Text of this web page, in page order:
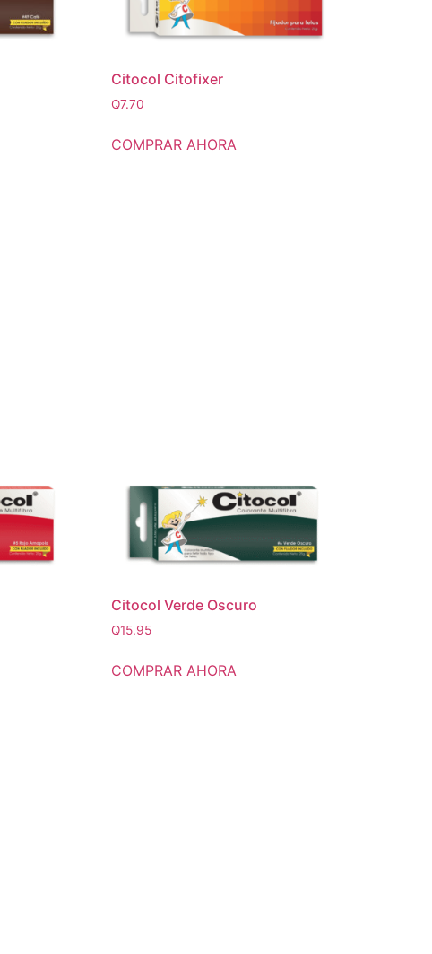
Citocol Citofixer
Q7.70
COMPRAR AHORA
Citocol Verde Oscuro
Q15.95
COMPRAR AHORA